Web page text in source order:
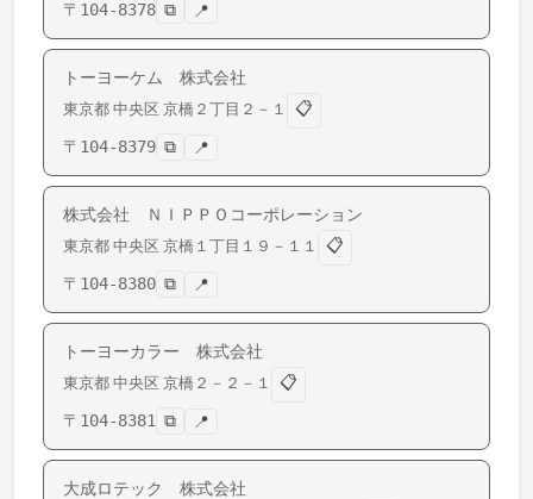
〒 104-8378 ⧉ 📍
トーヨーケム 株式会社
東京都 中央区 京橋 ２丁目２－１
📋
〒 104-8379 ⧉ 📍
株式会社 ＮＩＰＰＯコーポレーション
東京都 中央区 京橋 １丁目１９－１１
📋
〒 104-8380 ⧉ 📍
トーヨーカラー 株式会社
東京都 中央区 京橋 ２－２－１
📋
〒 104-8381 ⧉ 📍
大成ロテック 株式会社